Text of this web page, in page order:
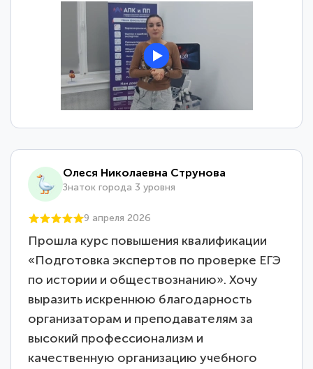
Олеся Николаевна Струнова
Знаток города 3 уровня
9 апреля 2026
Прошла курс повышения квалификации
«Подготовка экспертов по проверке ЕГЭ
по истории и обществознанию». Хочу
выразить искреннюю благодарность
организаторам и преподавателям за
высокий профессионализм и
качественную организацию учебного